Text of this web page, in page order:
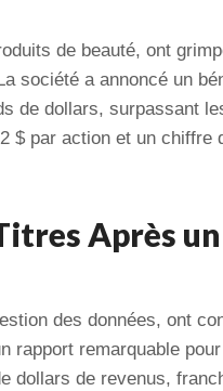
de beauté, ont
société a annoncé un
de dollars, surpassant
$ par action et un chiffre
Après
des données, ont
rapport remarquable
dollars de revenus,